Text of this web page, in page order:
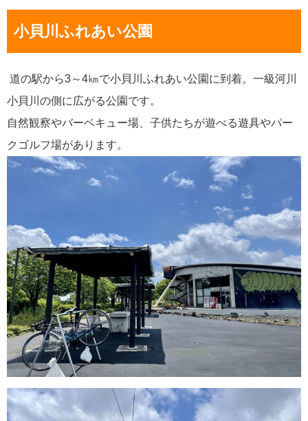
小貝川ふれあい公園
道の駅から3～4㎞で小貝川ふれあい公園に到着。一級河川
小貝川の側に広がる公園です。
自然観察やバーベキュー場、子供たちが遊べる遊具やパー
クゴルフ場があります。